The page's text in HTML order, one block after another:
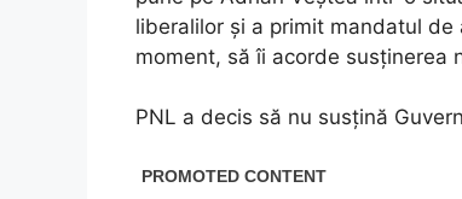
liberalilor și a primit mandatul
moment, să îi acorde susținerea
PNL a decis să nu susțină